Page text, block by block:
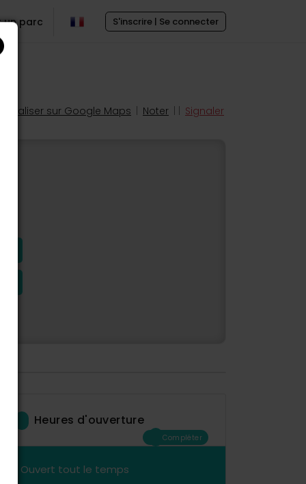
S'inscrire | Se connecter
un parc
Localiser sur Google Maps Noter Signaler
Heures d'ouverture
Compléter
Ouvert tout le temps